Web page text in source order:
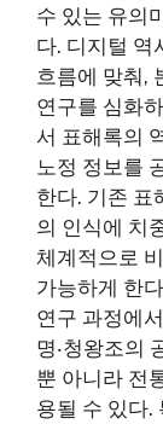
수 있는 유의
다. 디지털 역
흐름에 맞춰,
연구를 심화
서 표해록의
노정 정보를
한다. 기존 표
의 인식에 치
체계적으로
가능하게 한
연구 과정에
명‧청왕조의
뿐 아니라 전
용될 수 있다.